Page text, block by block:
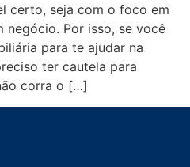
certo, seja com o foco em
negócio. Por isso, se você
para te ajudar na
ter cautela para
corra o […]